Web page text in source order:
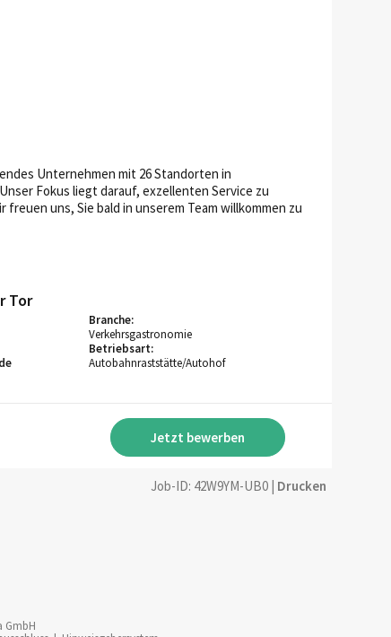
Unternehmen mit 26 Standorten in
Fokus liegt darauf, exzellenten Service zu
uns, Sie bald in unserem Team willkommen zu
Tor
Branche:
Verkehrsgastronomie
Betriebsart:
Autobahnraststätte/Autohof
Jetzt bewerben
Job-ID: 42W9YM-UB0| Drucken
GmbH